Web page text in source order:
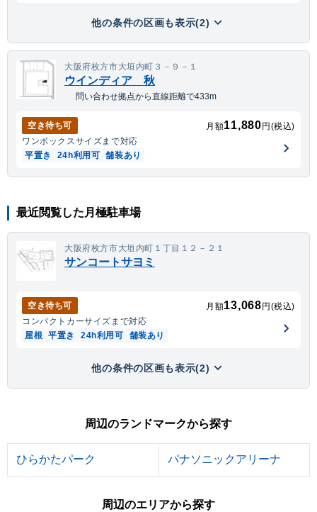
他の条件の区画も表示(2)
大阪府枚方市大垣内町３－９－１
ウインディア 秋
問い合わせ拠点から直線距離で433m
空き待ち可 月額11,880 円(税込)
ワンボックスサイズまで対応
平置き
24h利用可 舗装あり
最近閲覧した月極駐車場
大阪府枚方市大垣内町１丁目１２－２１
サンコートサヨミ
空き待ち可 月額13,068 円(税込)
コンパクトカーサイズまで対応
屋根 平置き 24h利用可 舗装あり
他の条件の区画も表示(2)
周辺のランドマークから探す
ひらかたパーク パナソニックアリーナ
周辺のエリアから探す